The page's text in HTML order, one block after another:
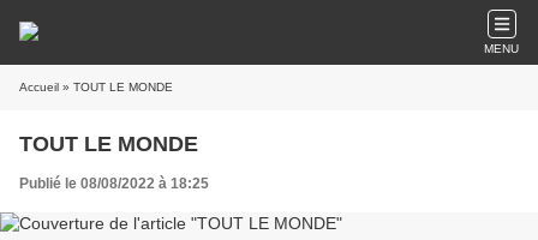
MENU
Accueil » TOUT LE MONDE
TOUT LE MONDE
Publié le 08/08/2022 à 18:25